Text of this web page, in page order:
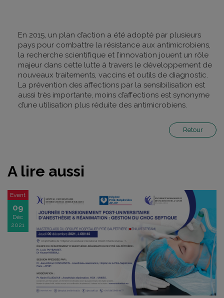
En 2015, un plan d’action a été adopté par plusieurs
pays pour combattre la résistance aux antimicrobiens,
la recherche scientifique et l’innovation jouent un rôle
majeur dans cette lutte à travers le développement de
nouveaux traitements, vaccins et outils de diagnostic.
La prévention des affections par la sensibilisation est
aussi très importante, moins d’affections est synonyme
d’une utilisation plus réduite des antimicrobiens.
Retour
A lire aussi
Event
09
Déc
2021